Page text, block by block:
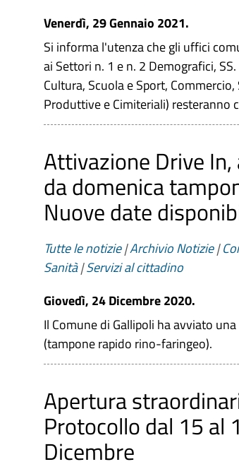
Venerdì, 29 Gennaio 2021.
Si informa l'utenza che gli uffici
ai Settori n. 1 e n. 2 Demografici,
Cultura, Scuola e Sport,
Produttive e Cimiteriali) resteranno
Attivazione Drive
da domenica
Nuove date
Tutte le notizie|Archivio Notizie|
Sanità|Servizi al cittadino
Giovedì, 24 Dicembre 2020.
Il Comune di Gallipoli ha avviato
(tampone rapido rino-faringeo).
Apertura
Protocollo dal 15 al
Dicembre